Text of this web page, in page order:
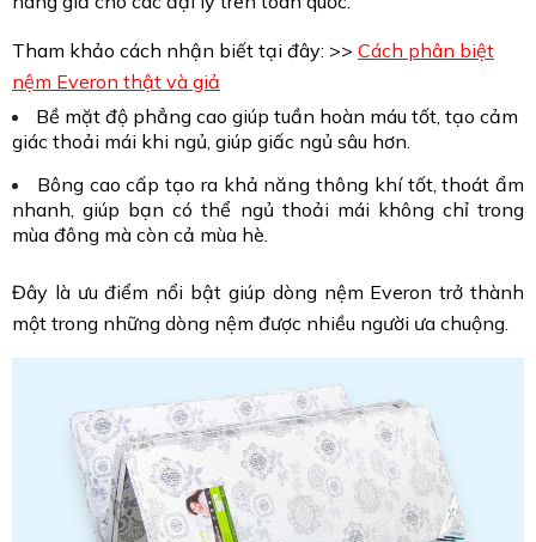
Tham khảo cách nhận biết tại đây: >> Cách phân biệt
nệm Everon thật và giả
Bề mặt độ phẳng cao giúp tuần hoàn máu tốt, tạo cảm
giác thoải mái khi ngủ, giúp giấc ngủ sâu hơn.
Bông cao cấp tạo ra khả năng thông khí tốt, thoát ẩm
nhanh, giúp bạn có thể ngủ thoải mái không chỉ trong
mùa đông mà còn cả mùa hè.
Đây là ưu điểm nổi bật giúp dòng nệm Everon trở thành
một trong những dòng nệm được nhiều người ưa chuộng.